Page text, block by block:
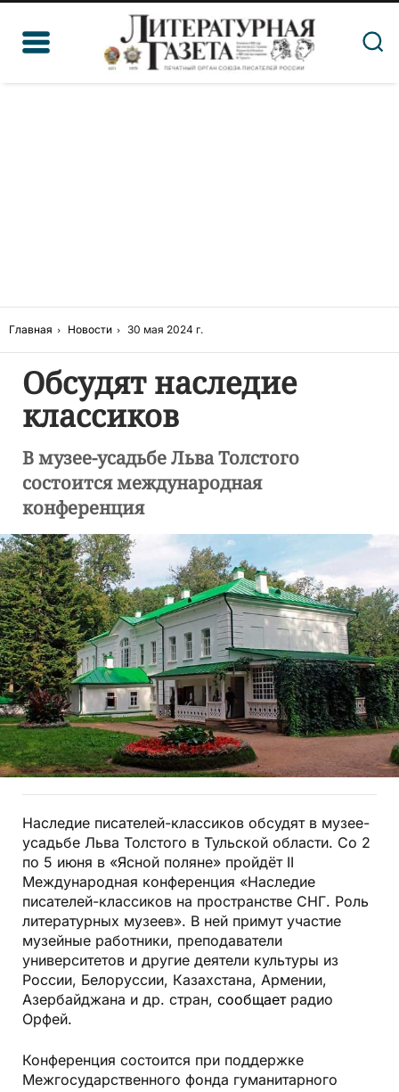
Главная Новости 30 мая 2024 г.
Обсудят наследие
классиков
В музее-усадьбе Льва Толстого
состоится международная
конференция
Наследие писателей-классиков обсудят в музее-
усадьбе Льва Толстого в Тульской области. Со 2
по 5 июня в «Ясной поляне» пройдёт II
Международная конференция «Наследие
писателей-классиков на пространстве СНГ. Роль
литературных музеев». В ней примут участие
музейные работники, преподаватели
университетов и другие деятели культуры из
России, Белоруссии, Казахстана, Армении,
Азербайджана и др. стран, сообщаетрадио
Орфей.
Конференция состоится при поддержке
Межгосударственного фонда гуманитарного